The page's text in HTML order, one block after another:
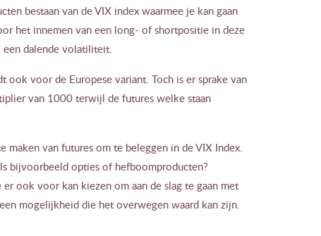
bestaan van de VIX index waarmee je kan gaan
het innemen van een long- of shortpositie in deze
dalende volatiliteit.
ook voor de Europese variant. Toch is er sprake van
van 1000 terwijl de futures welke staan
van futures om te beleggen in de VIX Index.
bijvoorbeeld opties of hefboomproducten?
ook voor kan kiezen om aan de slag te gaan met
mogelijkheid die het overwegen waard kan zijn.